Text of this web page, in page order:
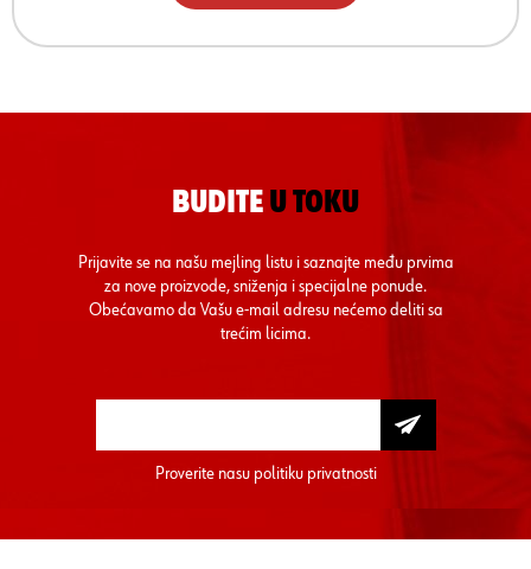
BUDITE U TOKU
Prijavite se na našu mejling listu i saznajte među prvima
za nove proizvode, sniženja i specijalne ponude.
Obećavamo da Vašu e-mail adresu nećemo deliti sa
trećim licima.
Proverite nasu politiku privatnosti